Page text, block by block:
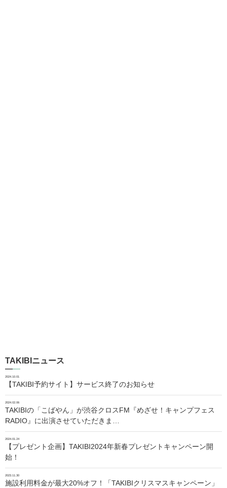
TAKIBIニュース
2024.10.01
【TAKIBI予約サイト】サービス終了のお知らせ
2024.02.06
TAKIBIの「こばやん」が渋谷クロスFM『めざせ！キャンプフェス
RADIO』に出演させていただきま…
2024.01.24
【プレゼント企画】TAKIBI2024年新春プレゼントキャンペーン開
始！
2023.11.30
施設利用料金が最大20%オフ！「TAKIBIクリスマスキャンペーン」